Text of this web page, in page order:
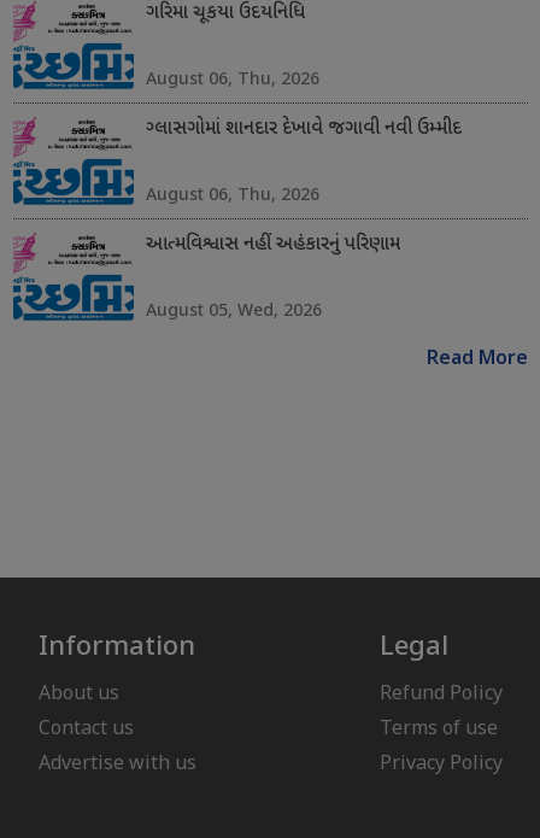
ગરિમા ચૂકયા ઉદયનિધિ
August 06, Thu, 2026
ગ્લાસગોમાં શાનદાર દેખાવે જગાવી નવી ઉમ્મીદ
August 06, Thu, 2026
આત્મવિશ્વાસ નહીં અહંકારનું પરિણામ
August 05, Wed, 2026
Read More
Information
About us
Contact us
Advertise with us
Legal
Refund Policy
Terms of use
Privacy Policy